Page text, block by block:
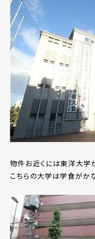
物件お近くには東洋大学
こちらの大学は学食がかな